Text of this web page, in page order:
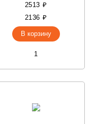
2513 ₽
2136 ₽
В корзину